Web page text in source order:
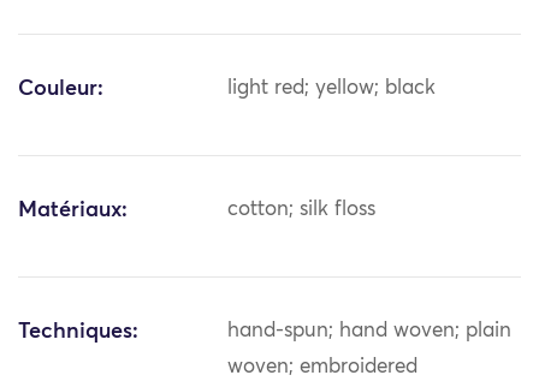
Couleur: light red; yellow; black
Matériaux: cotton; silk floss
Techniques:
hand-spun; hand woven; plain
woven; embroidered